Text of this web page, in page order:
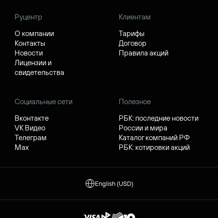
Руцентр
О компании
Контакты
Новости
Лицензии и
свидетельства
Клиентам
Тарифы
Договор
Правила акций
Социальные сети
Вконтакте
VK Видео
Телеграм
Max
Полезное
РБК: последние новости
России и мира
Каталог компаний РФ
РБК: котировки акций
English (USD)